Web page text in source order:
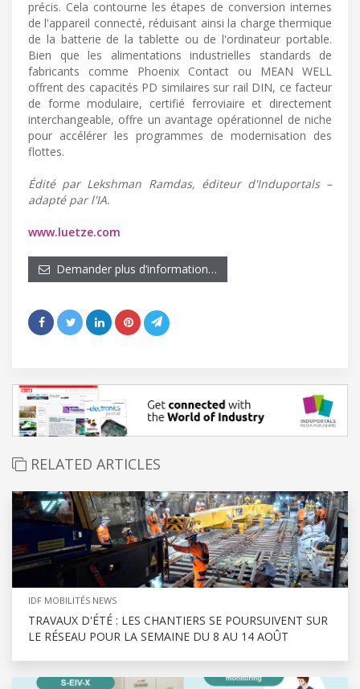
précis. Cela contourne les étapes de conversion internes
de l'appareil connecté, réduisant ainsi la charge thermique
de la batterie de la tablette ou de l'ordinateur portable.
Bien que les alimentations industrielles standards de
fabricants comme Phoenix Contact ou MEAN WELL
offrent des capacités PD similaires sur rail DIN, ce facteur
de forme modulaire, certifié ferroviaire et directement
interchangeable, offre un avantage opérationnel de niche
pour accélérer les programmes de modernisation des
flottes.
Édité par Lekshman Ramdas, éditeur d'Induportals –
adapté par l'IA.
www.luetze.com
Demander plus d’information…
RELATED ARTICLES
IDF MOBILITÉS NEWS
TRAVAUX D'ÉTÉ : LES CHANTIERS SE POURSUIVENT SUR
LE RÉSEAU POUR LA SEMAINE DU 8 AU 14 AOÛT